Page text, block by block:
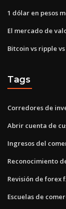
1 dólar en pesos
El mercado de
Bitcoin vs ripple
Tags
Corredores de
Abrir cuenta de
Ingresos del
Reconocimiento
Revisión de forex
Escuelas de